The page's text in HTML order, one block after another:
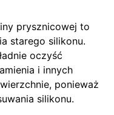
prysznicowej to
starego silikonu.
oczyść
i innych
ponieważ
silikonu.